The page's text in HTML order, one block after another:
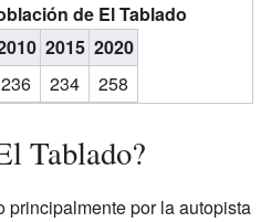
de El Tablado
2015 2020
236 234 258
Tablado?
principalmente por la autopista